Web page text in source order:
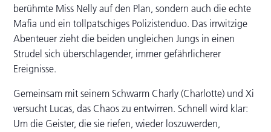
berühmte Miss Nelly auf den Plan, sondern auch die echte
Mafia und ein tollpatschiges Polizistenduo. Das irrwitzige
Abenteuer zieht die beiden ungleichen Jungs in einen
Strudel sich überschlagender, immer gefährlicherer
Ereignisse.
Gemeinsam mit seinem Schwarm Charly (Charlotte) und Xi
versucht Lucas, das Chaos zu entwirren. Schnell wird klar:
Um die Geister, die sie riefen, wieder loszuwerden,